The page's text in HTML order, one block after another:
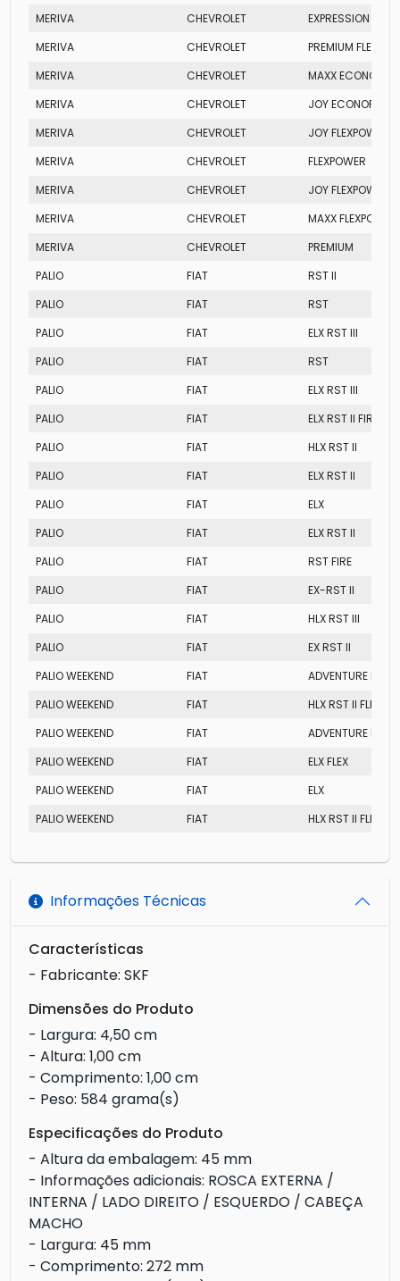
MERIVA CHEVROLET
EXPRESSION
MERIVA
CHEVROLET
PREMIUM
MERIVA
CHEVROLET
MAXX ECONOFLEX
MERIVA
CHEVROLET
JOY ECONOFLEX
MERIVA
CHEVROLET
JOY FLEXPOWER
MERIVA
CHEVROLET
FLEXPOWER
MERIVA
CHEVROLET
JOY FLEXPOWER
MERIVA
CHEVROLET
MAXX FLEXPOWER
MERIVA
CHEVROLET
PREMIUM
PALIO
FIAT
RST II
PALIO
FIAT
RST
PALIO
FIAT
ELX RST III
PALIO
FIAT
RST
PALIO
FIAT
ELX RST III
PALIO
FIAT
ELX RST II FIRE
PALIO
FIAT
HLX RST II
PALIO
FIAT
ELX RST II
PALIO
FIAT
ELX
PALIO
FIAT
ELX RST II
PALIO
FIAT
RST FIRE
PALIO
FIAT
EX-RST II
PALIO
FIAT
HLX RST III
PALIO
FIAT
EX RST II
PALIO WEEKEND
FIAT
ADVENTURE
PALIO WEEKEND
FIAT
HLX RST II FLEX
PALIO WEEKEND
FIAT
ADVENTURE
PALIO WEEKEND
FIAT
ELX FLEX
PALIO WEEKEND
FIAT
ELX
PALIO WEEKEND
FIAT HLX RST II FLEX
Informações Técnicas
Características
- Fabricante: SKF
Dimensões do Produto
- Largura: 4,50 cm
- Altura: 1,00 cm
- Comprimento: 1,00 cm
- Peso: 584 grama(s)
Especificações do Produto
- Altura da embalagem: 45 mm
- Informações adicionais: ROSCA EXTERNA /
INTERNA / LADO DIREITO / ESQUERDO / CABEÇA
MACHO
- Largura: 45 mm
- Comprimento: 272 mm